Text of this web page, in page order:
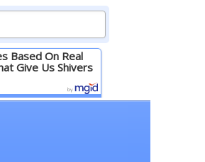
Based On Real
Give Us Shivers